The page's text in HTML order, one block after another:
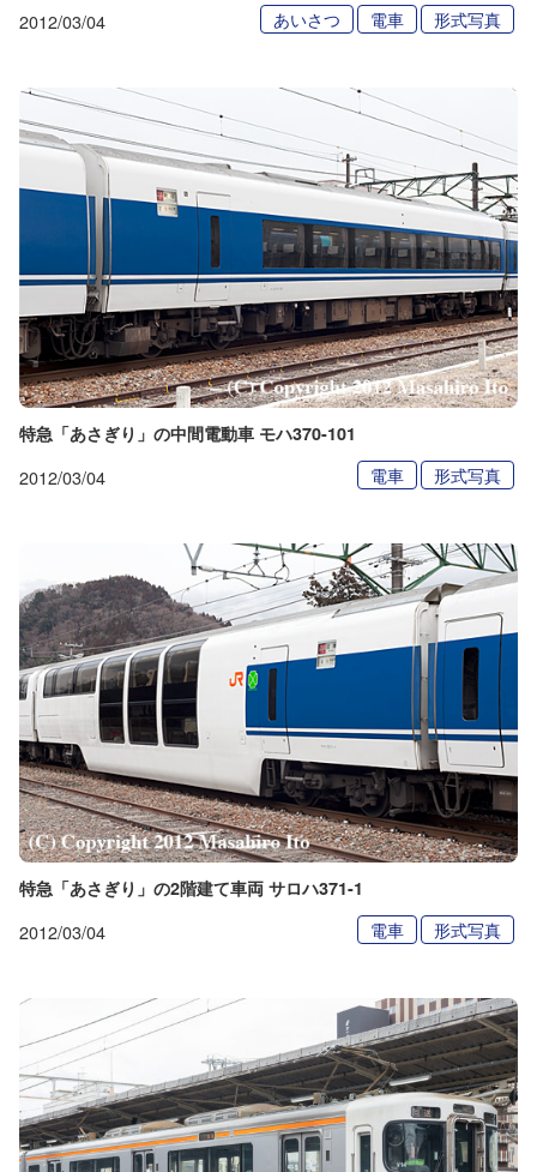
2012/03/04 あいさつ 電車 形式写真
特急「あさぎり」の中間電動車 モハ370-101
2012/03/04 電車 形式写真
特急「あさぎり」の2階建て車両 サロハ371-1
2012/03/04 電車 形式写真